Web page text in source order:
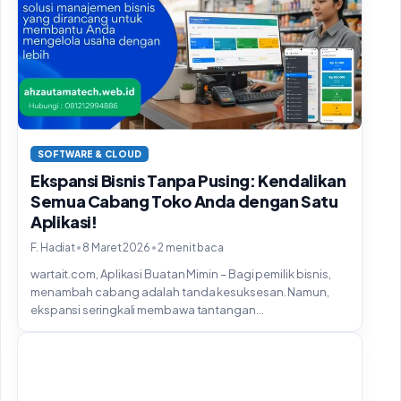
SOFTWARE & CLOUD
Ekspansi Bisnis Tanpa Pusing: Kendalikan
Semua Cabang Toko Anda dengan Satu
Aplikasi!
F. Hadiat• 8 Maret 2026 •2 menit baca
wartait.com, Aplikasi Buatan Mimin – Bagi pemilik bisnis,
menambah cabang adalah tanda kesuksesan. Namun,
ekspansi seringkali membawa tantangan...